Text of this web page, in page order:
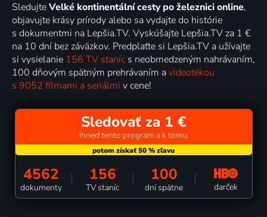
SledujteVelké kontinentální cesty po železnici online,
objavujte krásy prírody alebo sa vydajte do histórie
s dokumentmi na Lepšia.TV. Vyskúšajte Lepšia.TV za 1 €
na 10 dní bez záväzkov. Predplaťte si Lepšia.TV a užívajte
si vysielanie 156 TV staníc s neobmedzeným nahrávaním,
100 dňovým spätným prehrávaním a videotékou
s 9052 filmami a seriálmi v cene!
Sledovať za 1 €
ihneď tento program a k tomu
4562
dokumenty
156
TV staníc
100
dní spätne darček